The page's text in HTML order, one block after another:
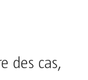
des cas,